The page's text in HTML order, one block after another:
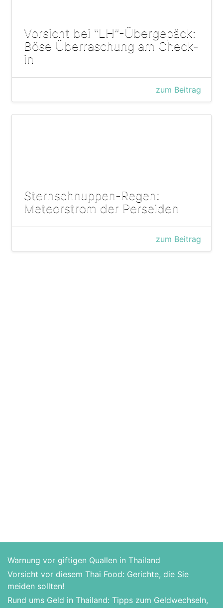
Vorsicht bei "LH"-Übergepäck:
Böse Überraschung am Check-
in
zum Beitrag
Sternschnuppen-Regen:
Meteorstrom der Perseiden
zum Beitrag
Warnung vor giftigen Quallen in Thailand
Vorsicht vor diesem Thai Food: Gerichte, die Sie
meiden sollten!
Rund ums Geld in Thailand: Tipps zum Geldwechseln,